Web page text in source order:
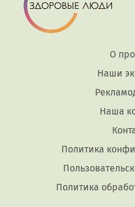
О
Наши
Наша
Политика
Политика